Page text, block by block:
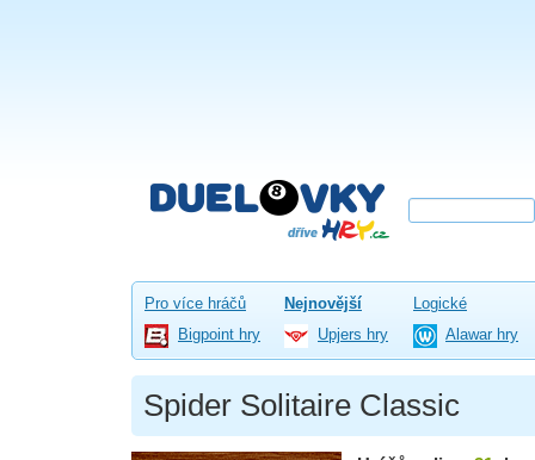
Pro více hráčů Nejnovější
Logické
Bigpoint hry
Upjers hry Alawar hry
Spider Solitaire Classic